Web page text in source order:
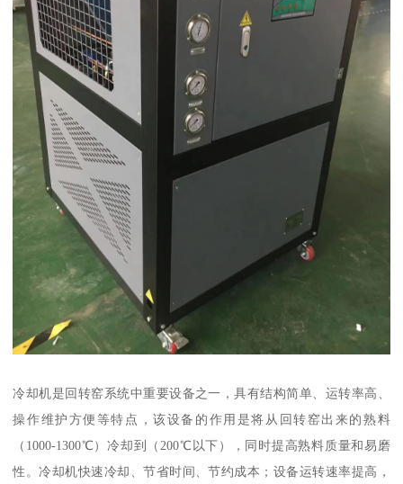
冷却机是回转窑系统中重要设备之一，具有结构简单、运转率高、
操作维护方便等特点，该设备的作用是将从回转窑出来的熟料
（1000-1300℃）冷却到（200℃以下），同时提高熟料质量和易磨
性。冷却机快速冷却、节省时间、节约成本；设备运转速率提高，